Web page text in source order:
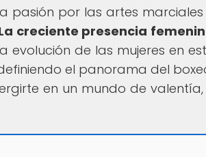
pasión por las artes
creciente presencia
evolución de las mujeres en
el panorama del
en un mundo de